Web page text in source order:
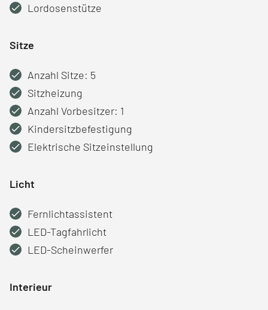
Lordosenstütze
Sitze
Anzahl Sitze: 5
Sitzheizung
Anzahl Vorbesitzer: 1
Kindersitzbefestigung
Elektrische Sitzeinstellung
Licht
Fernlichtassistent
LED-Tagfahrlicht
LED-Scheinwerfer
Interieur